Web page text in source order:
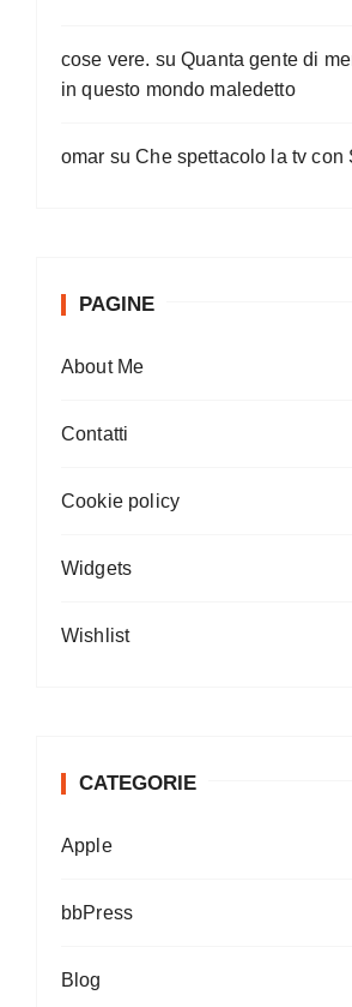
cose vere. suQuanta gente di
in questo mondo maledetto
omar suChe spettacolo la tv con
PAGINE
About Me
Contatti
Cookie policy
Widgets
Wishlist
CATEGORIE
Apple
bbPress
Blog